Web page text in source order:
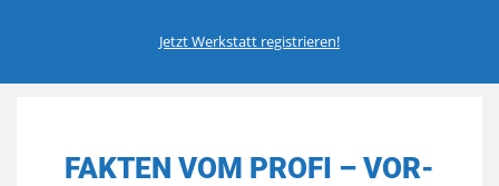
Jetzt Werkstatt registrieren!
FAKTEN VOM PROFI – VOR-